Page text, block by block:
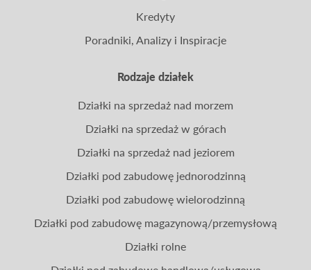
Rodzaje działek
Kredyty
Poradniki, Analizy i Inspiracje
Działki na sprzedaż nad morzem
Działki na sprzedaż w górach
Działki na sprzedaż nad jeziorem
Działki pod zabudowę jednorodzinną
Działki pod zabudowę wielorodzinną
Działki pod zabudowę magazynową/przemysłową
Działki rolne